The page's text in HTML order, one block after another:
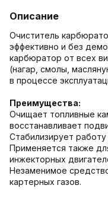
Описание
Очиститель
эффективно и без
карбюратор от всех
(нагар, смолы,
в процессе
Преимущества:
Очищает топливные
восстанавливает
Стабилизирует работу
Применяется также
инжекторных
Незаменимое
картерных газов.